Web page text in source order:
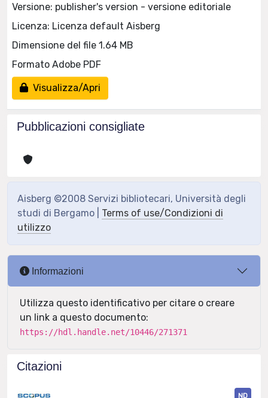
Versione: publisher's version - versione editoriale
Licenza: Licenza default Aisberg
Dimensione del file 1.64 MB
Formato Adobe PDF
Visualizza/Apri
Pubblicazioni consigliate
Aisberg ©2008 Servizi bibliotecari, Università degli
studi di Bergamo | Terms of use/Condizioni di
utilizzo
Informazioni
Utilizza questo identificativo per citare o creare
un link a questo documento:
https://hdl.handle.net/10446/271371
Citazioni
ND